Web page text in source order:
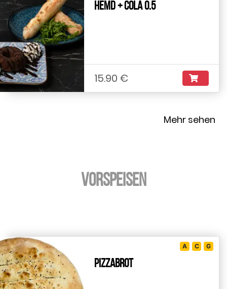
Hemd + Cola 0.5
15.90 €
Mehr sehen
Vorspeisen
Pizzabrot
A C G